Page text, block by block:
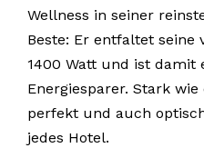
Wellness in seiner
Beste: Er entfaltet
1400 Watt und ist damit
Energiesparer. Stark
perfekt und auch
jedes Hotel.